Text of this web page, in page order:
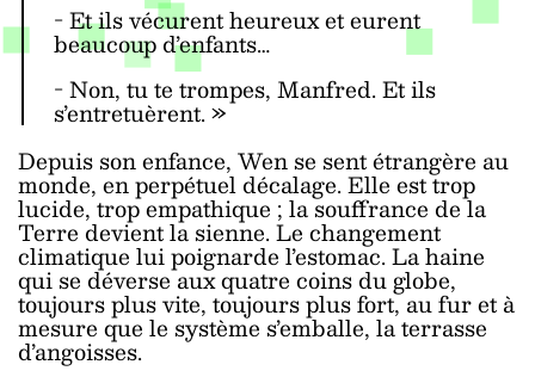
- Et ils vécurent heureux et eurent
beaucoup d’enfants…
- Non, tu te trompes, Manfred. Et ils
s’entretuèrent.»
Depuis son enfance, Wen se sent étrangère au
monde, en perpétuel décalage. Elle est trop
lucide, trop empathique ; la souffrance de la
Terre devient la sienne. Le changement
climatique lui poignarde l’estomac. La haine
qui se déverse aux quatre coins du globe,
toujours plus vite, toujours plus fort, au fur et à
mesure que le système s’emballe, la terrasse
d’angoisses.